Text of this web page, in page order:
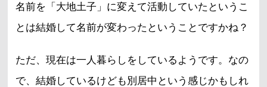
名前を「大地土子」に変えて活動していたというこ
とは結婚して名前が変わったということですかね？
ただ、現在は一人暮らしをしているようです。なの
で、結婚しているけども別居中という感じかもしれ